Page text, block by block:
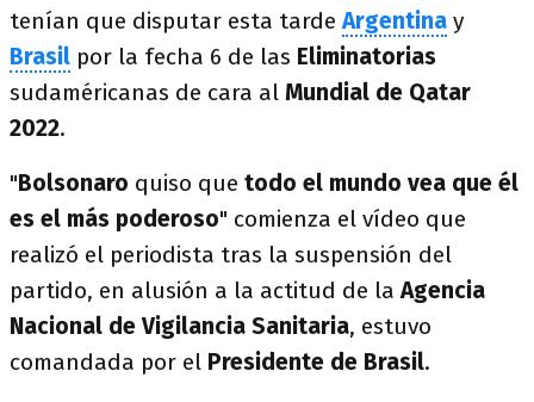
tenían que disputar esta tardeArgentina y
Brasil por la fecha 6 de las Eliminatorias
sudaméricanas de cara al Mundial de Qatar
2022.
"Bolsonaro quiso que todo el mundo vea que él
es el más poderoso" comienza el vídeo que
realizó el periodista tras la suspensión del
partido, en alusión a la actitud de laAgencia
Nacional de Vigilancia Sanitaria, estuvo
comandada por el Presidente de Brasil.